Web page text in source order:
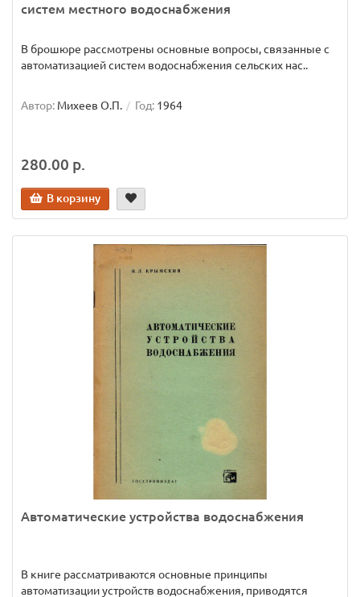
систем местного водоснабжения
В брошюре рассмотрены основные вопросы, связанные с
автоматизацией систем водоснабжения сельских нас..
Автор: Михеев О.П. Год: 1964
280.00 р.
В корзину
Автоматические устройства водоснабжения
В книге рассматриваются основные принципы
автоматизации устройств водоснабжения, приводятся